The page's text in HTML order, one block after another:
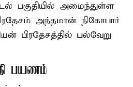
பகுதியில் அமைந்துள்ள
அந்தமான் நிகோபார்
பிரதேசத்தில் பல்வேறு
பயணம்